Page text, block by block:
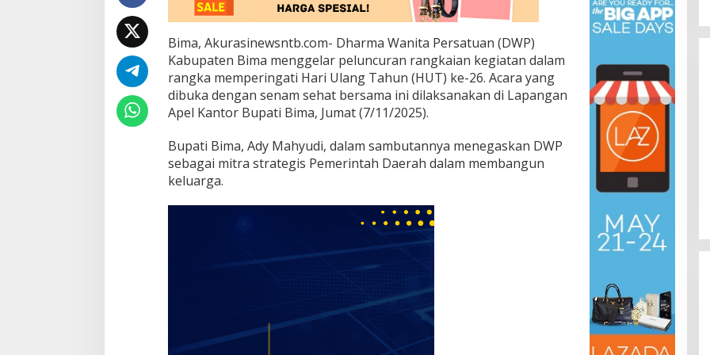
p
u
n
J
a
d
i
t
r
a
t
l
Bima, Akurasinewsntb.com- Dharma Wanita Persatuan (DWP)
Kabupaten Bima menggelar peluncuran rangkaian kegiatan dalam
rangka memperingati Hari Ulang Tahun (HUT) ke-26. Acara yang
dibuka dengan senam sehat bersama ini dilaksanakan di Lapangan
Apel Kantor Bupati Bima, Jumat (7/11/2025).
Bupati Bima, Ady Mahyudi, dalam sambutannya menegaskan DWP
sebagai mitra strategis Pemerintah Daerah dalam membangun
keluarga.
Bupati dan Wakil Bupati Bima
Indonesia Emas 2045
HPN 2026: PWI dan Kemenhan
Gelar Retret Perkuat Pers
Profesional Berwawasan